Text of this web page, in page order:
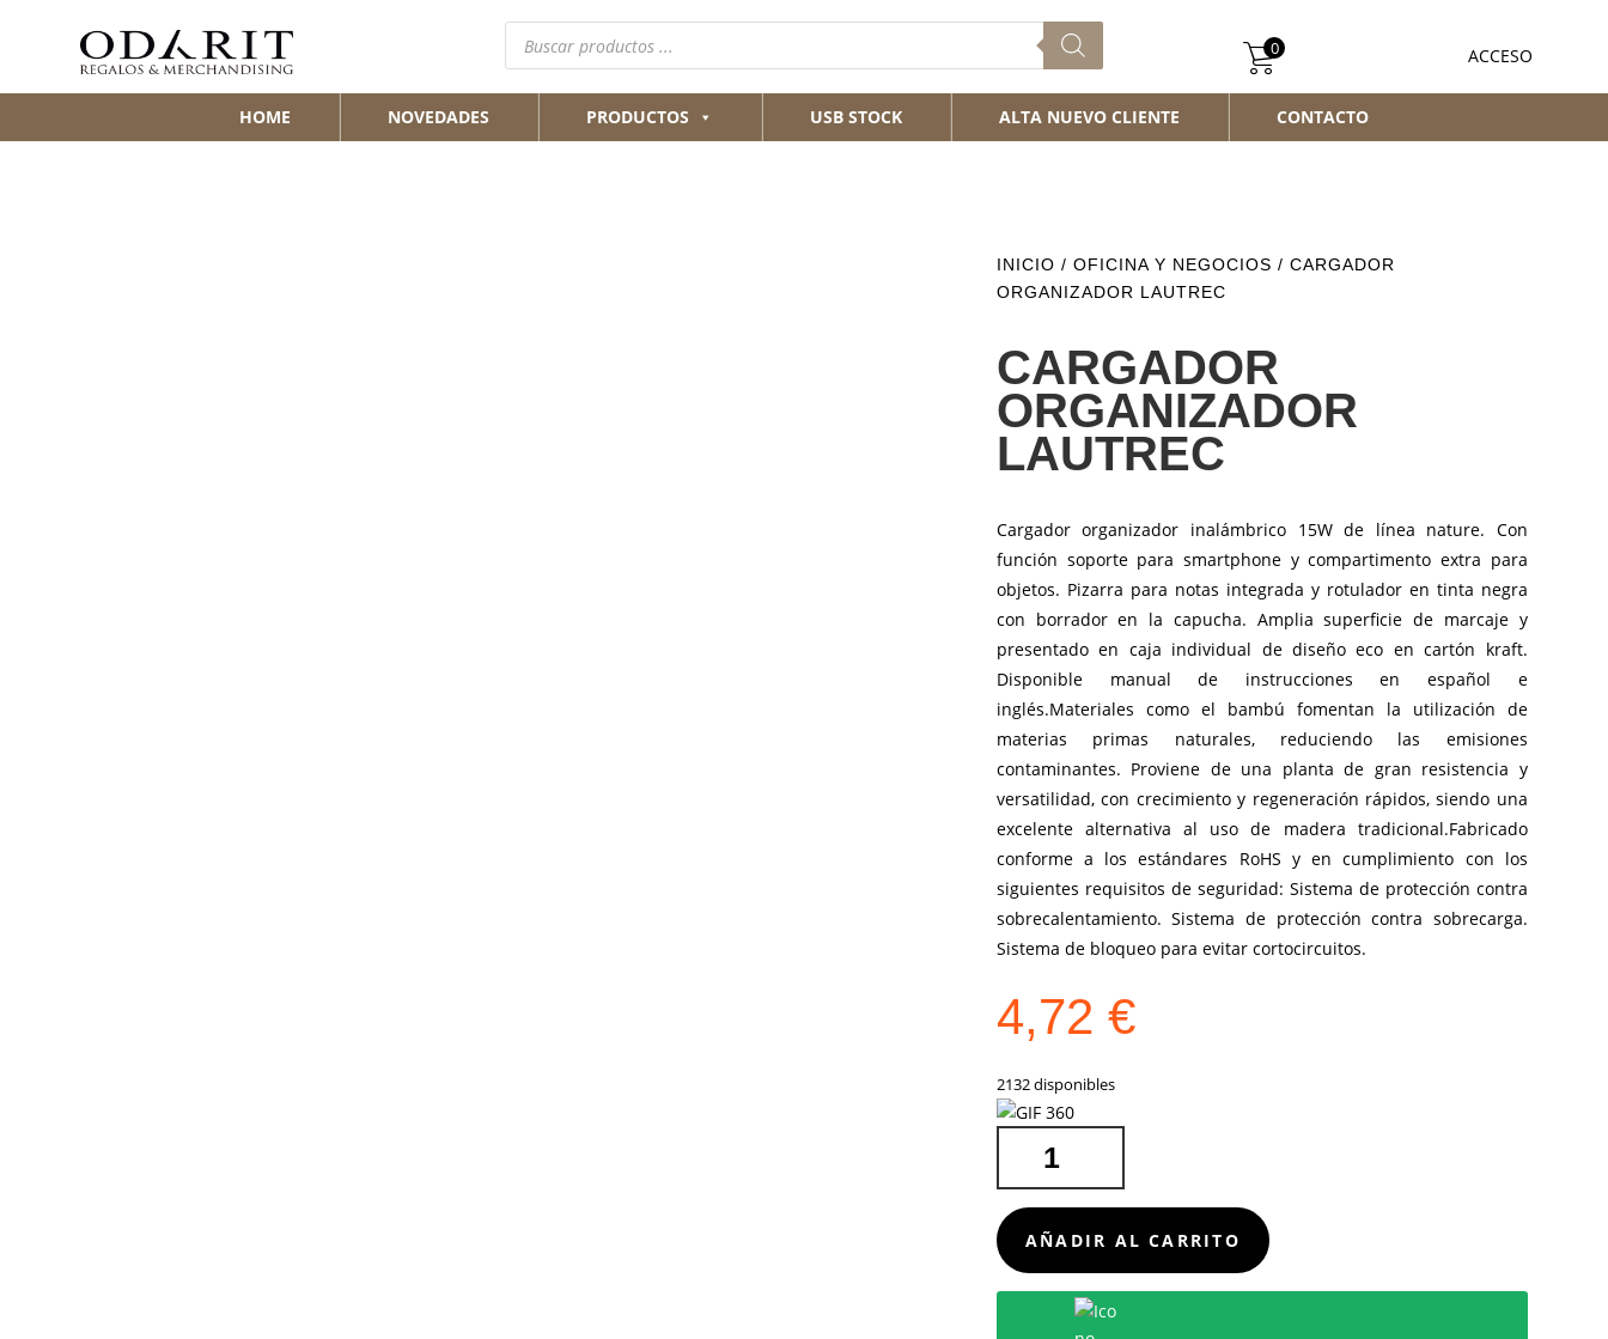
Búsqueda
productos ACCESO
0
HOME NOVEDADES PRODUCTOS USB STOCK ALTA NUEVO CLIENTE CONTACTO
INICIO / OFICINA Y NEGOCIOS / CARGADOR
ORGANIZADOR LAUTREC
CARGADOR
ORGANIZADOR
LAUTREC
Cargador organizador inalámbrico 15W de línea nature. Con
función soporte para smartphone y compartimento extra para
objetos. Pizarra para notas integrada y rotulador en tinta negra
con borrador en la capucha. Amplia superficie de marcaje y
presentado en caja individual de diseño eco en cartón kraft.
Disponible manual de instrucciones en español e
inglés.Materiales como el bambú fomentan la utilización de
materias primas naturales, reduciendo las emisiones
contaminantes. Proviene de una planta de gran resistencia y
versatilidad, con crecimiento y regeneración rápidos, siendo una
excelente alternativa al uso de madera tradicional.Fabricado
conforme a los estándares RoHS y en cumplimiento con los
siguientes requisitos de seguridad: Sistema de protección contra
sobrecalentamiento. Sistema de protección contra sobrecarga.
Sistema de bloqueo para evitar cortocircuitos.
4,72 €
2132 disponibles
ORGANIZADOR
LAUTREC
CANTIDAD
AÑADIR AL CARRITO